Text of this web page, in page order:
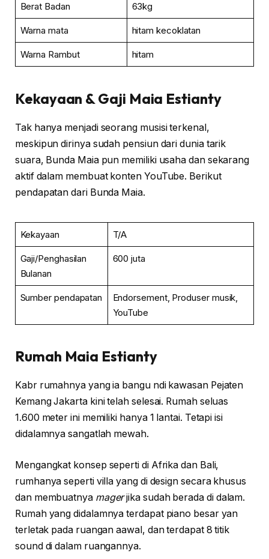
Berat Badan 63kg
Warna mata hitam kecoklatan
Warna Rambut hitam
Kekayaan & Gaji Maia Estianty
Tak hanya menjadi seorang musisi terkenal,
meskipun dirinya sudah pensiun dari dunia tarik
suara, Bunda Maia pun memiliki usaha dan sekarang
aktif dalam membuat konten YouTube. Berikut
pendapatan dari Bunda Maia.
Kekayaan T/A
Gaji/Penghasilan
Bulanan
600 juta
Sumber pendapatan
Endorsement, Produser musik,
YouTube
Rumah Maia Estianty
Kabr rumahnya yang ia bangu ndi kawasan Pejaten
Kemang Jakarta kini telah selesai. Rumah seluas
1.600 meter ini memiliki hanya 1 lantai. Tetapi isi
didalamnya sangatlah mewah.
Mengangkat konsep seperti di Afrika dan Bali,
rumhanya seperti villa yang di design secara khusus
dan membuatnya magerjika sudah berada di dalam.
Rumah yang didalamnya terdapat piano besar yan
terletak pada ruangan aawal, dan terdapat 8 titik
sound di dalam ruangannya.